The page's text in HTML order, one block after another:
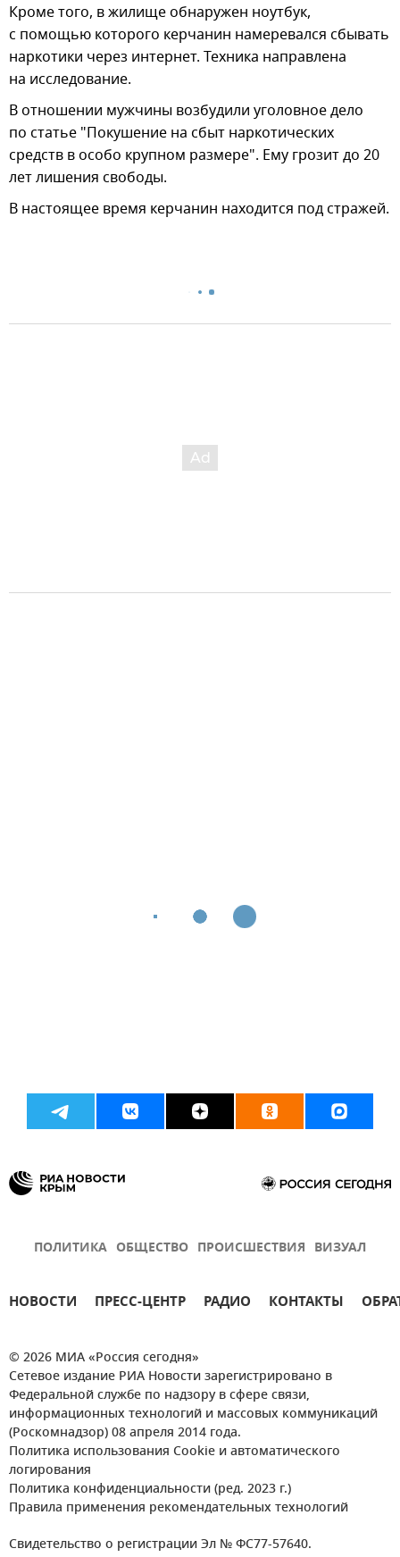
Кроме того, в жилище обнаружен ноутбук,
с помощью которого керчанин намеревался сбывать
наркотики через интернет. Техника направлена
на исследование.
В отношении мужчины возбудили уголовное дело
по статье "Покушение на сбыт наркотических
средств в особо крупном размере". Ему грозит до 20
лет лишения свободы.
В настоящее время керчанин находится под стражей.
ПОЛИТИКА ОБЩЕСТВО ПРОИСШЕСТВИЯ ВИЗУАЛ
НОВОСТИ ПРЕСС-ЦЕНТР РАДИО КОНТАКТЫ
© 2026 МИА «Россия сегодня»
Сетевое издание РИА Новости зарегистрировано в
Федеральной службе по надзору в сфере связи,
информационных технологий и массовых коммуникаций
(Роскомнадзор) 08 апреля 2014 года.
Политика использования Cookie и автоматического
логирования
Политика конфиденциальности (ред. 2023 г.)
Правила применения рекомендательных технологий
Свидетельство о регистрации Эл № ФС77-57640.